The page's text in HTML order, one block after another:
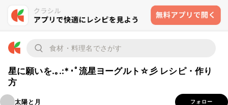
星に願いを.｡.:*･ﾟ流星ヨーグルト☆彡 レシピ・作り
方
太陽と月 フォロー